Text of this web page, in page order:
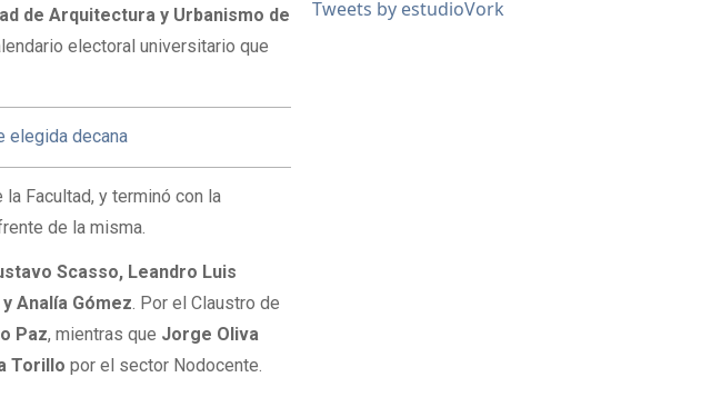
de Arquitectura y Urbanismo de
electoral universitario que
elegida decana
Facultad, y terminó con la
de la misma.
Scasso, Leandro Luis
Analía Gómez. Por el Claustro de
Paz, mientras que Jorge Oliva
Torillo por el sector Nodocente.
Tweets by estudioVork